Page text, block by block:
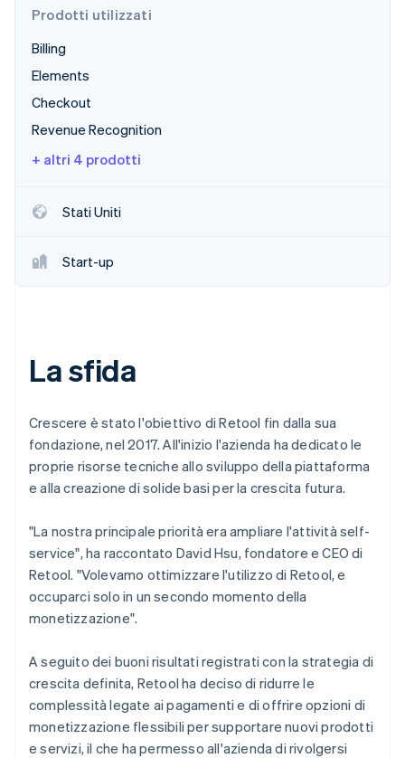
Identity
Stripe Sessions 2026
Guarda ora
Prodotti utilizzati
Billing
Elements
Checkout
Revenue Recognition
+ altri 4 prodotti
Stati Uniti
Start-up
La sfida
Crescere è stato l'obiettivo di Retool fin dalla sua
fondazione, nel 2017. All'inizio l'azienda ha dedicato le
proprie risorse tecniche allo sviluppo della piattaforma
e alla creazione di solide basi per la crescita futura.
"La nostra principale priorità era ampliare l'attività self-
service", ha raccontato David Hsu, fondatore e CEO di
Retool. "Volevamo ottimizzare l'utilizzo di Retool, e
occuparci solo in un secondo momento della
monetizzazione".
A seguito dei buoni risultati registrati con la strategia di
crescita definita, Retool ha deciso di ridurre le
complessità legate ai pagamenti e di offrire opzioni di
monetizzazione flessibili per supportare nuovi prodotti
e servizi, il che ha permesso all'azienda di rivolgersi